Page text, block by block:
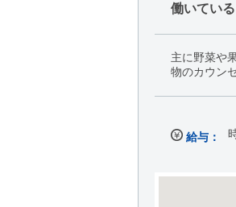
働いてい
主に野菜や
物のカウン
給与：